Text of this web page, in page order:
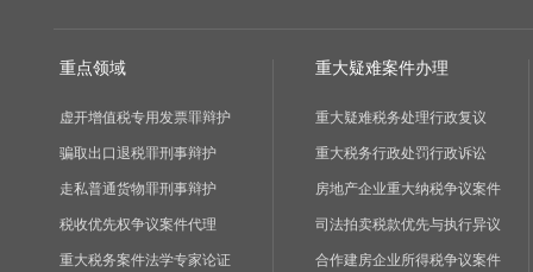
重点领域
虚开增值税专用发票罪辩护
骗取出口退税罪刑事辩护
走私普通货物罪刑事辩护
税收优先权争议案件代理
重大税务案件法学专家论证
重大疑难案件办理
重大疑难税务处理行政复议
重大税务行政处罚行政诉讼
房地产企业重大纳税争议案件
司法拍卖税款优先与执行异议
合作建房企业所得税争议案件